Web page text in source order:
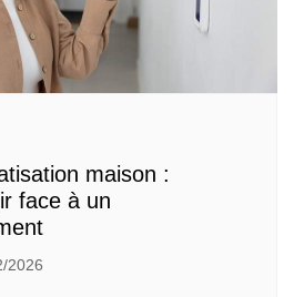
maison :
face à un
2026